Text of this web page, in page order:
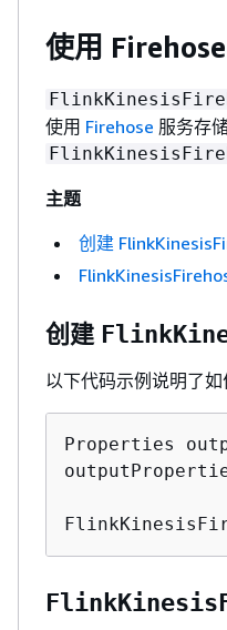
使用 Firehose
使用 Firehose 服务存
主题
创建
创建
以下代码示例说明了
Properties